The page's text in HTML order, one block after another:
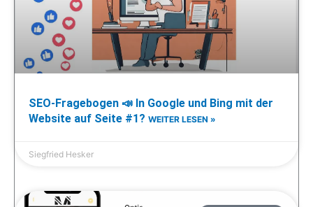
SEO-Fragebogen 📣 In Google und Bing mit der
Website auf Seite #1? WEITER LESEN »
Siegfried Hesker